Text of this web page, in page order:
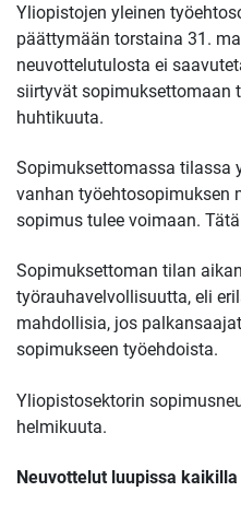
Yliopistojen yleinen
päättymään torstaina 31.
neuvottelutulosta ei
siirtyvät sopimuksettomaan
huhtikuuta.
Sopimuksettomassa tilassa
vanhan työehtosopimuksen
sopimus tulee voimaan.
Sopimuksettoman tilan
työrauhavelvollisuutta, eli
mahdollisia, jos
sopimukseen työehdoista.
Yliopistosektorin
helmikuuta.
Neuvottelut luupissa